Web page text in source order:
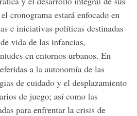
cronograma estará enfocado en
e iniciativas políticas destinadas
vida de las infancias,
en entornos urbanos. En
a la autonomía de las
de cuidado y el desplazamiento
de juego; así como las
para enfrentar la crisis de